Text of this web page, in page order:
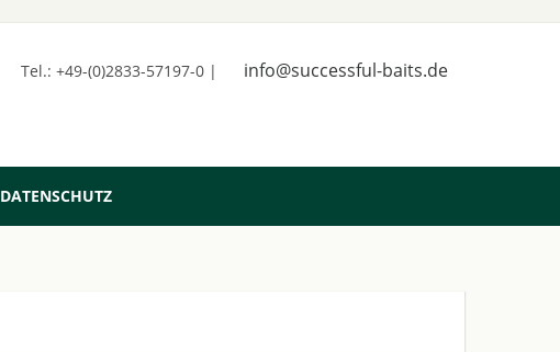
Tel.: +49-(0)2833-57197-0 | info@successful-baits.de
DATENSCHUTZ